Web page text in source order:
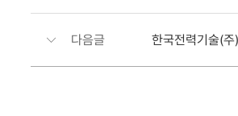
다음글 한국전력기술(